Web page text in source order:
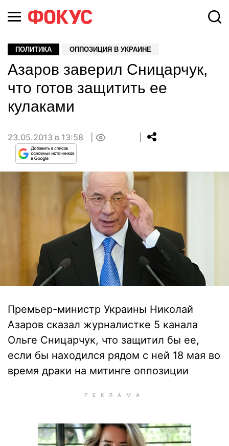
ПОЛИТИКА ОППОЗИЦИЯ В УКРАИНЕ
Азаров заверил Сницарчук,
что готов защитить ее
кулаками
23.05.2013 в 13:58
Премьер-министр Украины Николай
Азаров сказал журналистке 5 канала
Ольге Сницарчук, что защитил бы ее,
если бы находился рядом с ней 18 мая во
время драки на митинге оппозиции